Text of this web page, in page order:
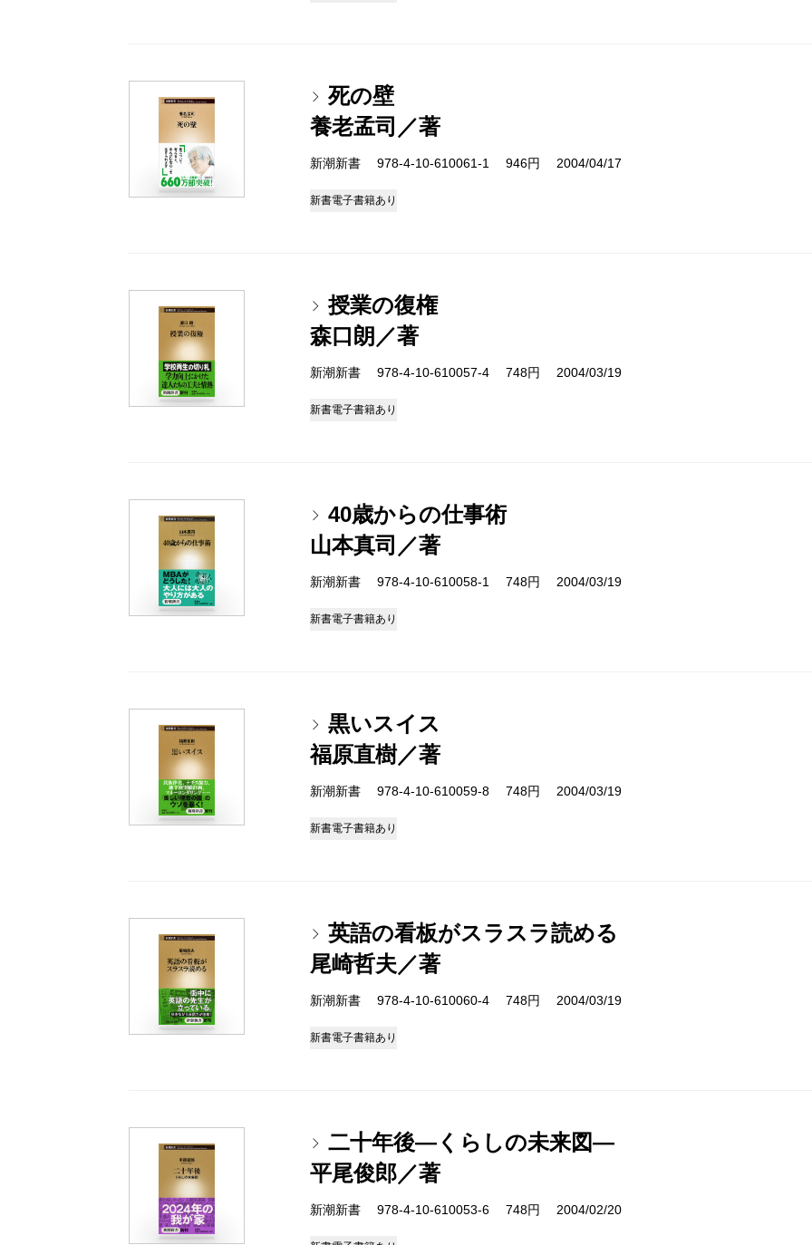
死の壁
養老孟司／著
新潮新書 978-4-10-610061-1 946円 2004/04/17
新書電子書籍あり
授業の復権
森口朗／著
新潮新書 978-4-10-610057-4 748円 2004/03/19
新書電子書籍あり
40歳からの仕事術
山本真司／著
新潮新書 978-4-10-610058-1 748円 2004/03/19
新書電子書籍あり
黒いスイス
福原直樹／著
新潮新書 978-4-10-610059-8 748円 2004/03/19
新書電子書籍あり
英語の看板がスラスラ読める
尾崎哲夫／著
新潮新書 978-4-10-610060-4 748円 2004/03/19
新書電子書籍あり
二十年後―くらしの未来図―
平尾俊郎／著
新潮新書 978-4-10-610053-6 748円 2004/02/20